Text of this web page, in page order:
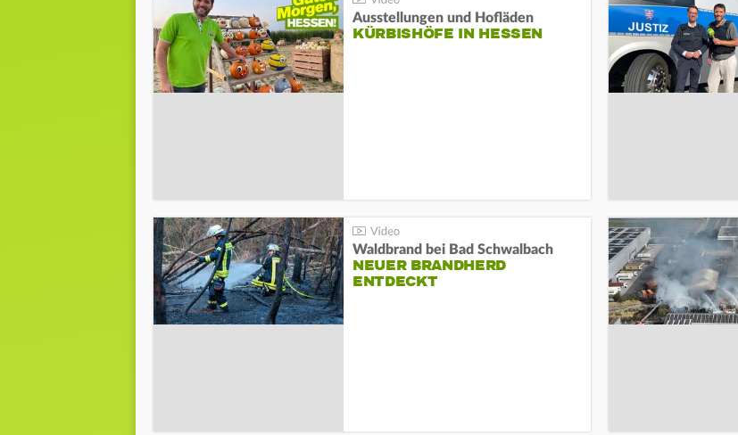
Ausstellungen und Hofläden
KÜRBISHÖFE IN HESSEN
Waldbrand bei Bad Schwalbach
NEUER BRANDHERD
ENTDECKT